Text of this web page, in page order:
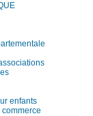
enfants